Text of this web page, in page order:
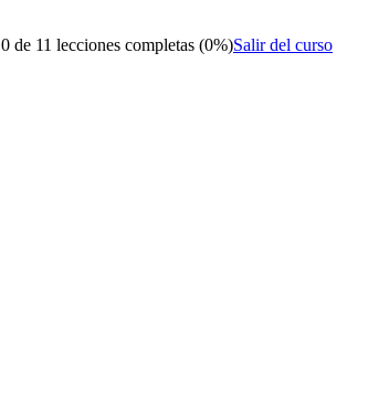
0 de 11 lecciones completas (0%)Salir del curso